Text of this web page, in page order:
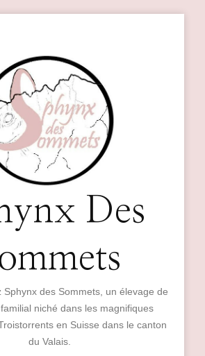
Des
Sphynx des Sommets, un élevage de
niché dans les magnifiques
en Suisse dans le canton
du Valais.